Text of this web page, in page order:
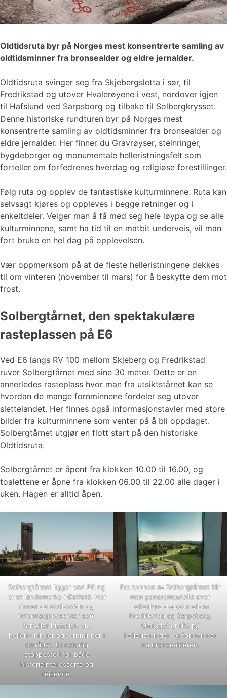
Oldtidsruta byr på Norges mest konsentrerte samling av
oldtidsminner fra bronsealder og eldre jernalder.
Oldtidsruta svinger seg fra Skjebergsletta i sør, til
Fredrikstad og utover Hvalerøyene i vest, nordover igjen
til Hafslund ved Sarpsborg og tilbake til Solbergkrysset.
Denne historiske rundturen byr på Norges mest
konsentrerte samling av oldtidsminner fra bronsealder og
eldre jernalder. Her finner du Gravrøyser, steinringer,
bygdeborger og monumentale helleristningsfelt som
forteller om forfedrenes hverdag og religiøse forestillinger.
Følg ruta og opplev de fantastiske kulturminnene. Ruta kan
selvsagt kjøres og oppleves i begge retninger og i
enkeltdeler. Velger man å få med seg hele løypa og se alle
kulturminnene, samt ha tid til en matbit underveis, vil man
fort bruke en hel dag på opplevelsen.
Vær oppmerksom på at de fleste helleristningene dekkes
til om vinteren (november til mars) for å beskytte dem mot
frost.
Solbergtårnet, den spektakulære
rasteplassen på E6
Ved E6 langs RV 100 mellom Skjeberg og Fredrikstad
ruver Solbergtårnet med sine 30 meter. Dette er en
annerledes rasteplass hvor man fra utsiktstårnet kan se
hvordan de mange fornminnene fordeler seg utover
slettelandet. Her finnes også informasjonstavler med store
bilder fra kulturminnene som venter på å bli oppdaget.
Solbergtårnet utgjør en flott start på den historiske
Oldtidsruta.
Solbergtårnet er åpent fra klokken 10.00 til 16.00, og
toalettene er åpne fra klokken 06.00 til 22.00 alle dager i
uken. Hagen er alltid åpen.
Solbergtårnet ligger ved E6 og
er et landemerke i Østfold. Her
finner du utsiktstårn og
informasjonssenter som
forteller historien om
helleristninger og fornminner i
området. Et naturlig
stoppested for både
historieinteresserte og
reisende.
Fra toppen av Solbergtårnet får
man panoramautsikt over
kulturlandskapet mellom
Fredrikstad og Sarpsborg.
Området er rikt på
helleristninger og fornminner
fra bronsealderen.